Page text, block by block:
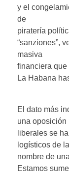
y el
de
piratería
“sanziones”,
masiva
financiera
La Habana
El dato más
una oposición
liberales se
logísticos de
nombre de
Estamos